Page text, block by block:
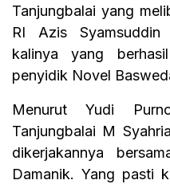
Tanjungbalai yang
RI Azis
kalinya yang
penyidik Novel
Menurut Yudi
Tanjungbalai M
dikerjakannya
Damanik. Yang pasti